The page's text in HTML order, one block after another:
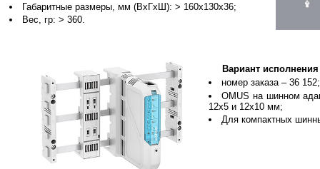
Габаритные размеры, мм (ВхГхШ): > 160х130х36;
Вес, гр: > 360.
Вариант
номер заказа – 36 152;
OMUS на шинном
12х5 и 12х10 мм;
Для компактных